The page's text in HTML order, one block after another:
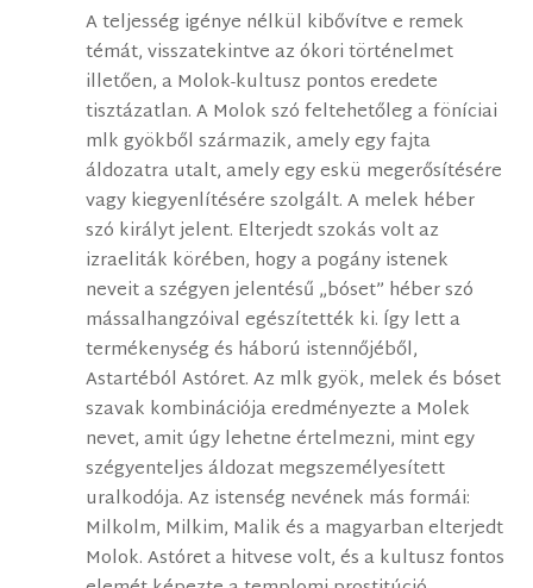
A teljesség igénye nélkül kibővítve e remek
témát, visszatekintve az ókori történelmet
illetően, a Molok-kultusz pontos eredete
tisztázatlan. A Molok szó feltehetőleg a föníciai
mlk gyökből származik, amely egy fajta
áldozatra utalt, amely egy eskü megerősítésére
vagy kiegyenlítésére szolgált. A melek héber
szó királyt jelent. Elterjedt szokás volt az
izraeliták körében, hogy a pogány istenek
neveit a szégyen jelentésű „bóset” héber szó
mássalhangzóival egészítették ki. Így lett a
termékenység és háború istennőjéből,
Astartéból Astóret. Az mlk gyök, melek és bóset
szavak kombinációja eredményezte a Molek
nevet, amit úgy lehetne értelmezni, mint egy
szégyenteljes áldozat megszemélyesített
uralkodója. Az istenség nevének más formái:
Milkolm, Milkim, Malik és a magyarban elterjedt
Molok. Astóret a hitvese volt, és a kultusz fontos